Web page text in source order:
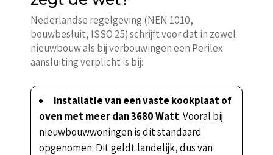
Nederlandse regelgeving (NEN 1010,
bouwbesluit, ISSO 25) schrijft voor dat in zowel
nieuwbouw als bij verbouwingen een Perilex
aansluiting verplicht is bij:
Installatie van een vaste kookplaat of
oven met meer dan 3680 Watt: Vooral bij
nieuwbouwwoningen is dit standaard
opgenomen. Dit geldt landelijk, dus van